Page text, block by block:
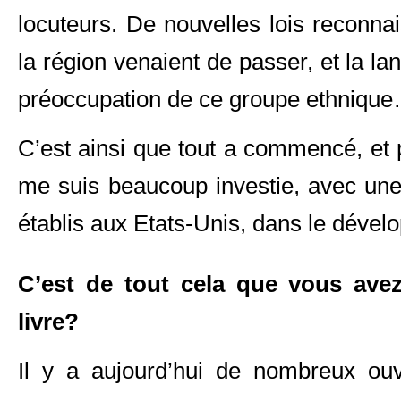
locuteurs. De nouvelles lois
la région venaient de passer, et la
préoccupation de ce groupe
C’est ainsi que tout a commencé,
me suis beaucoup investie, avec
établis aux Etats-Unis, dans le
C’est de tout cela que vous
livre?
Il y a aujourd’hui de nombreux